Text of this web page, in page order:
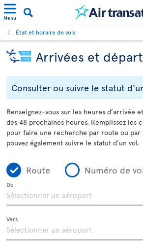
Menu
État et horaire de vols
Arrivées et
Consulter ou suivre le statut
Renseignez-vous sur les heures d’arrivée
des 48 prochaines heures. Remplissez les
pour faire une recherche par route ou par
pouvez également suivre le statut d'un vol.
Route Numéro de vol
De
Vers